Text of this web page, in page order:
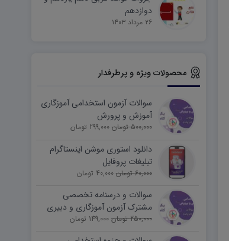
دوازدهم
۲۶ مرداد ۱۴۰۳
محصولات ویژه و پرطرفدار
سوالات آزمون استخدامی آموزگاری
آموزش و پرورش
500,000 تومان 299,000 تومان
دانلود استوری موشن اینستاگرام
تبلیغات پروفایل
60,000 تومان 40,000 تومان
سوالات و درسنامه تخصصی
مشترک آزمون آموزگاری و دبیری
250,000 تومان 149,000 تومان